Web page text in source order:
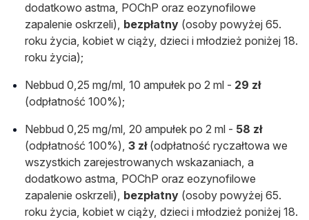
dodatkowo astma, POChP oraz eozynofilowe
zapalenie oskrzeli), bezpłatny (osoby powyżej 65.
roku życia, kobiet w ciąży, dzieci i młodzież poniżej 18.
roku życia);
Nebbud 0,25 mg/ml, 10 ampułek po 2 ml - 29 zł
(odpłatność 100%);
Nebbud 0,25 mg/ml, 20 ampułek po 2 ml - 58 zł
(odpłatność 100%), 3 zł (odpłatność ryczałtowa we
wszystkich zarejestrowanych wskazaniach, a
dodatkowo astma, POChP oraz eozynofilowe
zapalenie oskrzeli), bezpłatny (osoby powyżej 65.
roku życia, kobiet w ciąży, dzieci i młodzież poniżej 18.